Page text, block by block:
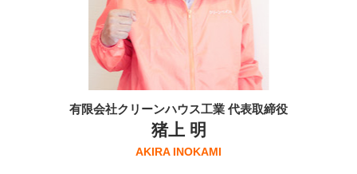
有限会社クリーンハウス工業 代表取締役
猪上 明
AKIRA INOKAMI